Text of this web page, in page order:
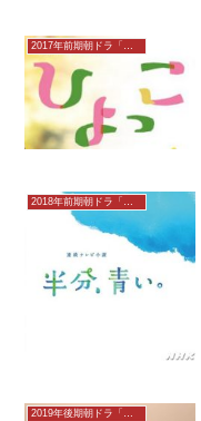
2019年後期朝ドラ「スカーレット」感想